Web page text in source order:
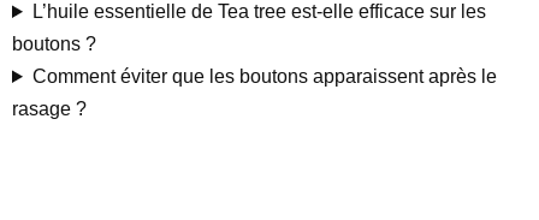
L’huile essentielle de Tea tree est-elle efficace sur les
boutons ?
Comment éviter que les boutons apparaissent après le
rasage ?